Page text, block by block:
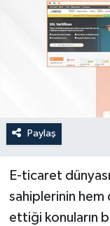
Paylaş
E-ticaret
sahiplerinin hem
ettiği konuların